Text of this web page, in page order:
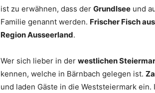
ist zu erwähnen, dass der Grundlsee und
Familie genannt werden. Frischer Fisch
Region Ausseerland.
Wer sich lieber in der westlichen
kennen, welche in Bärnbach gelegen ist.
und laden Gäste in die Weststeiermark